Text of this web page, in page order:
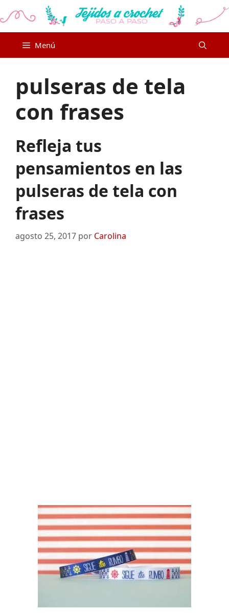
al
Menú
pulseras de tela
con frases
Refleja tus
pensamientos en las
pulseras de tela con
frases
agosto 25, 2017 por Carolina